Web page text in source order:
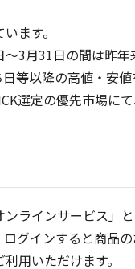
ます。
3月31日の間は昨
等以降の高値・安値
選定の優先市場にて
ンラインサービス」
ログインすると商品
利用いただけます。